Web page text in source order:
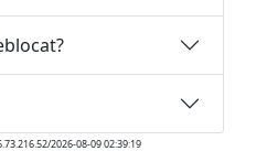
2026-08-09 02:39:19